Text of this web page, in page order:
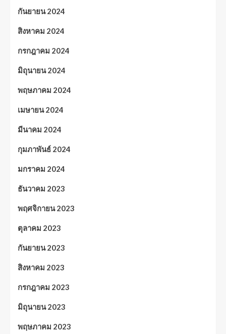
กันยายน 2024
สิงหาคม 2024
กรกฎาคม 2024
มิถุนายน 2024
พฤษภาคม 2024
เมษายน 2024
มีนาคม 2024
กุมภาพันธ์ 2024
มกราคม 2024
ธันวาคม 2023
พฤศจิกายน 2023
ตุลาคม 2023
กันยายน 2023
สิงหาคม 2023
กรกฎาคม 2023
มิถุนายน 2023
พฤษภาคม 2023